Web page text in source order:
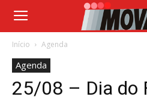
Início Agenda
Agenda
25/08 – Dia do